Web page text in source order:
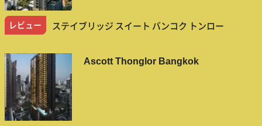
レビュー ステイブリッジ スイート バンコク トンロー
Ascott Thonglor Bangkok